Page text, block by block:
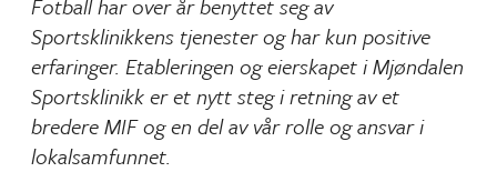
Fotball har over år benyttet seg av
Sportsklinikkens tjenester og har kun positive
erfaringer. Etableringen og eierskapet i Mjøndalen
Sportsklinikk er et nytt steg i retning av et
bredere MIF og en del av vår rolle og ansvar i
lokalsamfunnet.